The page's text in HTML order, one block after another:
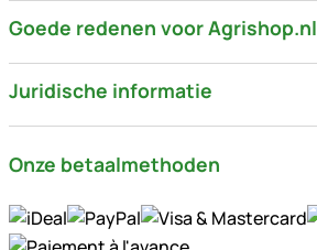
Goede redenen voor Agrishop.nl
Juridische informatie
Onze betaalmethoden